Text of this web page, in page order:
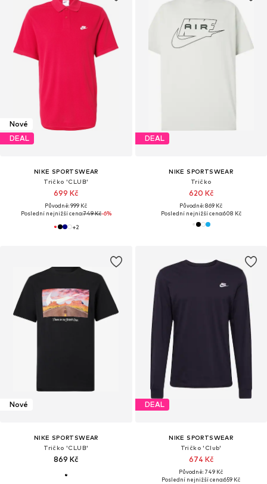
Nové
DEAL
NIKE SPORTSWEAR
Tričko 'CLUB'
699 Kč
Původně: 999 Kč
Poslední nejnižší cena:749 Kč-6%
+2
DEAL
NIKE SPORTSWEAR
Tričko
620 Kč
Původně: 869 Kč
Poslední nejnižší cena:608 Kč
Nové
NIKE SPORTSWEAR
Tričko 'CLUB'
869 Kč
DEAL
NIKE SPORTSWEAR
Tričko 'Club'
674 Kč
Původně: 749 Kč
Poslední nejnižší cena:659 Kč